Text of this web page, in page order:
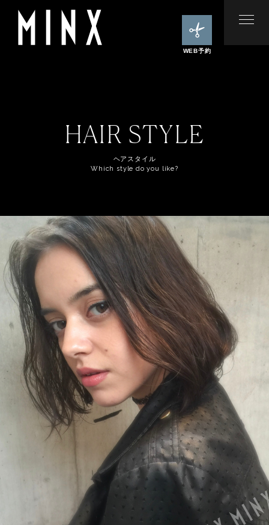
WEB予約
HAIR STYLE
ヘアスタイル
Which style do you like?